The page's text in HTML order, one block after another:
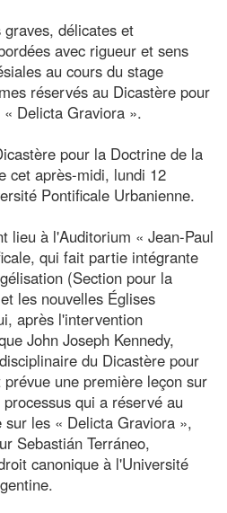
délicates et
avec rigueur et sens
au cours du stage
réservés au Dicastère pour
Delicta Graviora ».
pour la Doctrine de la
cet après-midi, lundi 12
Pontificale Urbanienne.
lieu à l'Auditorium « Jean-Paul
qui fait partie intégrante
(Section pour la
les nouvelles Églises
après l'intervention
John Joseph Kennedy,
du Dicastère pour
une première leçon sur
qui a réservé au
les « Delicta Graviora »,
Sebastián Terráneo,
canonique à l'Université